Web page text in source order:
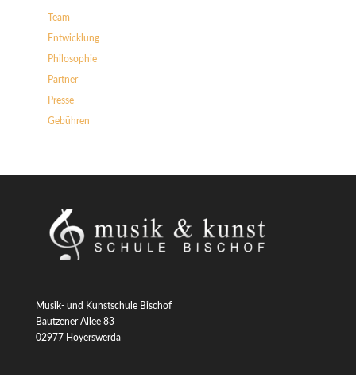
Team
Entwicklung
Philosophie
Partner
Presse
Gebühren
Musik- und Kunstschule Bischof
Bautzener Allee 83
02977 Hoyerswerda